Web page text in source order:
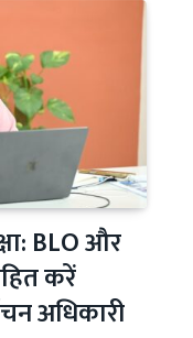
BLO और
करें
अधिकारी